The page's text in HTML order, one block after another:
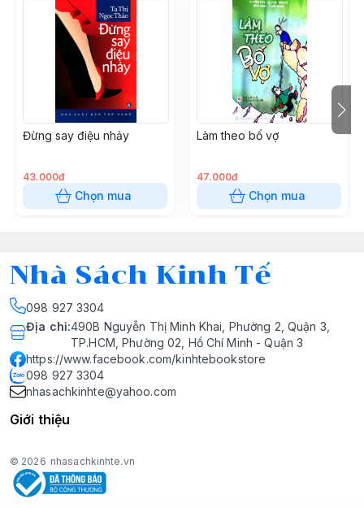
Đừng say điệu nhảy
43.000đ
Chọn mua
Làm theo bố vợ
47.000đ
Chọn mua
Nhà Sách Kinh Tế
098 927 3304
Địa chỉ:490B Nguyễn Thị Minh Khai, Phường 2, Quận 3,
TP.HCM, Phường 02, Hồ Chí Minh - Quận 3
https://www.facebook.com/kinhtebookstore
098 927 3304
nhasachkinhte@yahoo.com
Giới thiệu
© 2026 nhasachkinhte.vn